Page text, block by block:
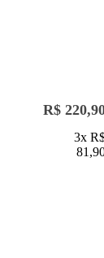
R$
3x